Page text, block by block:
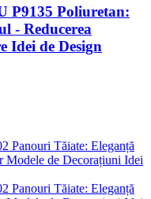
P9135 Poliuretan:
- Reducerea
Idei de Design